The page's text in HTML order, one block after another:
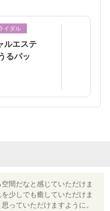
イダル
ルエステ
るパッ
間だなと感じていただけま
少しでも癒していただけま
っていただけますように。